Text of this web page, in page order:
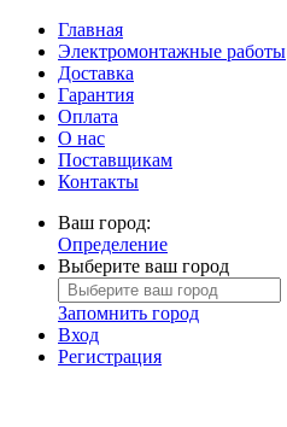
Главная
Электромонтажные работы
Доставка
Гарантия
Оплата
О нас
Поставщикам
Контакты
Ваш город:
Определение
Выберите ваш город
Запомнить город
Вход
Регистрация